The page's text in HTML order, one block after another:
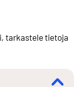
tarkastele tietoja